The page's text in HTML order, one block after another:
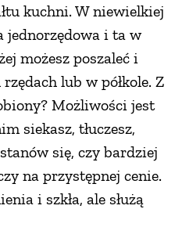
kuchni. W niewielkiej
jednorzędowa i ta w
możesz poszaleć i
lub w półkole. Z
Możliwości jest
siekasz, tłuczesz,
się, czy bardziej
na przystępnej cenie.
i szkła, ale służą